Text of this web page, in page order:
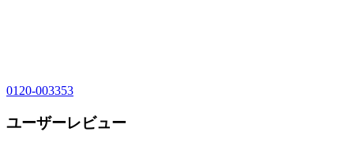
0120-003353
ユーザーレビュー